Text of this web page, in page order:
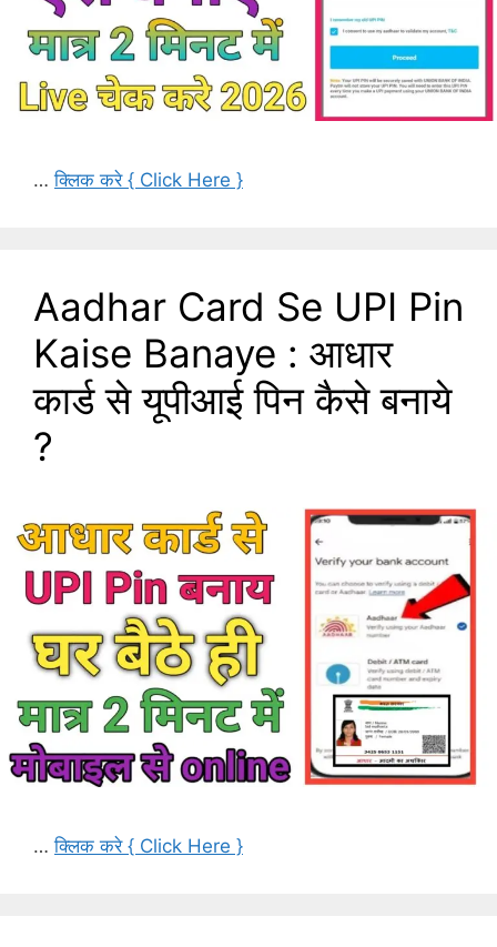
…क्लिक करे { Click Here }
Aadhar Card Se UPI Pin
Kaise Banaye : आधार
कार्ड से यूपीआई पिन कैसे बनाये
?
…क्लिक करे { Click Here }